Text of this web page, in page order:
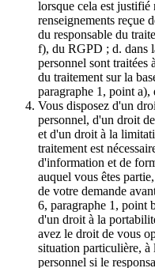
lorsque cela est justifié
renseignements reçue
du responsable du
f), du RGPD ; d. dans
personnel sont traitées
du traitement sur la
paragraphe 1, point
Vous disposez d'un
personnel, d'un droit
et d'un droit à la
traitement est
d'information et de
auquel vous êtes
de votre demande
6, paragraphe 1, point
d'un droit à la
avez le droit de vous
situation particulière, à
personnel si le